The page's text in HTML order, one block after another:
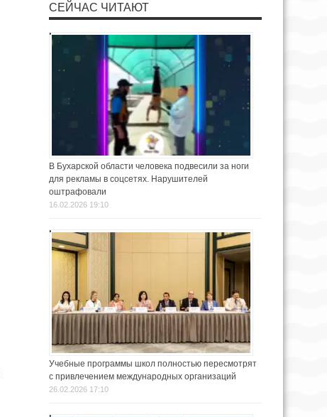
СЕЙЧАС ЧИТАЮТ
В Бухарской области человека подвесили за ноги
для рекламы в соцсетях. Нарушителей
оштрафовали
16.02.2026 19:10
Учебные программы школ полностью пересмотрят
с привлечением международных организаций
26.02.2026 17:10